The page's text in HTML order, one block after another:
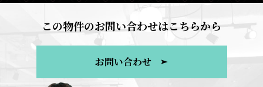
この物件のお問い合わせはこちらから
お問い合わせ